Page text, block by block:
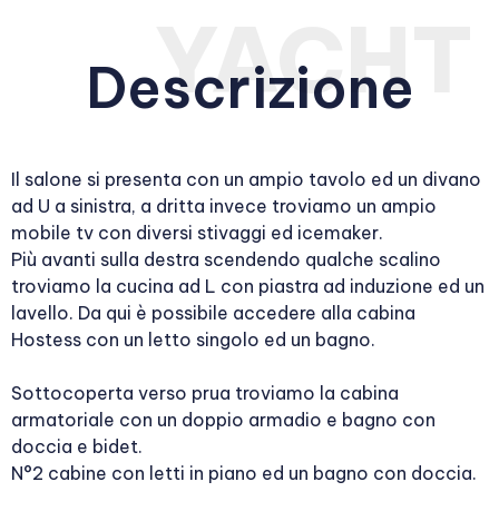
Descrizione
Il salone si presenta con un ampio tavolo ed un divano
ad U a sinistra, a dritta invece troviamo un ampio
mobile tv con diversi stivaggi ed icemaker.
Più avanti sulla destra scendendo qualche scalino
troviamo la cucina ad L con piastra ad induzione ed un
lavello. Da qui è possibile accedere alla cabina
Hostess con un letto singolo ed un bagno.
Sottocoperta verso prua troviamo la cabina
armatoriale con un doppio armadio e bagno con
doccia e bidet.
N°2 cabine con letti in piano ed un bagno con doccia.